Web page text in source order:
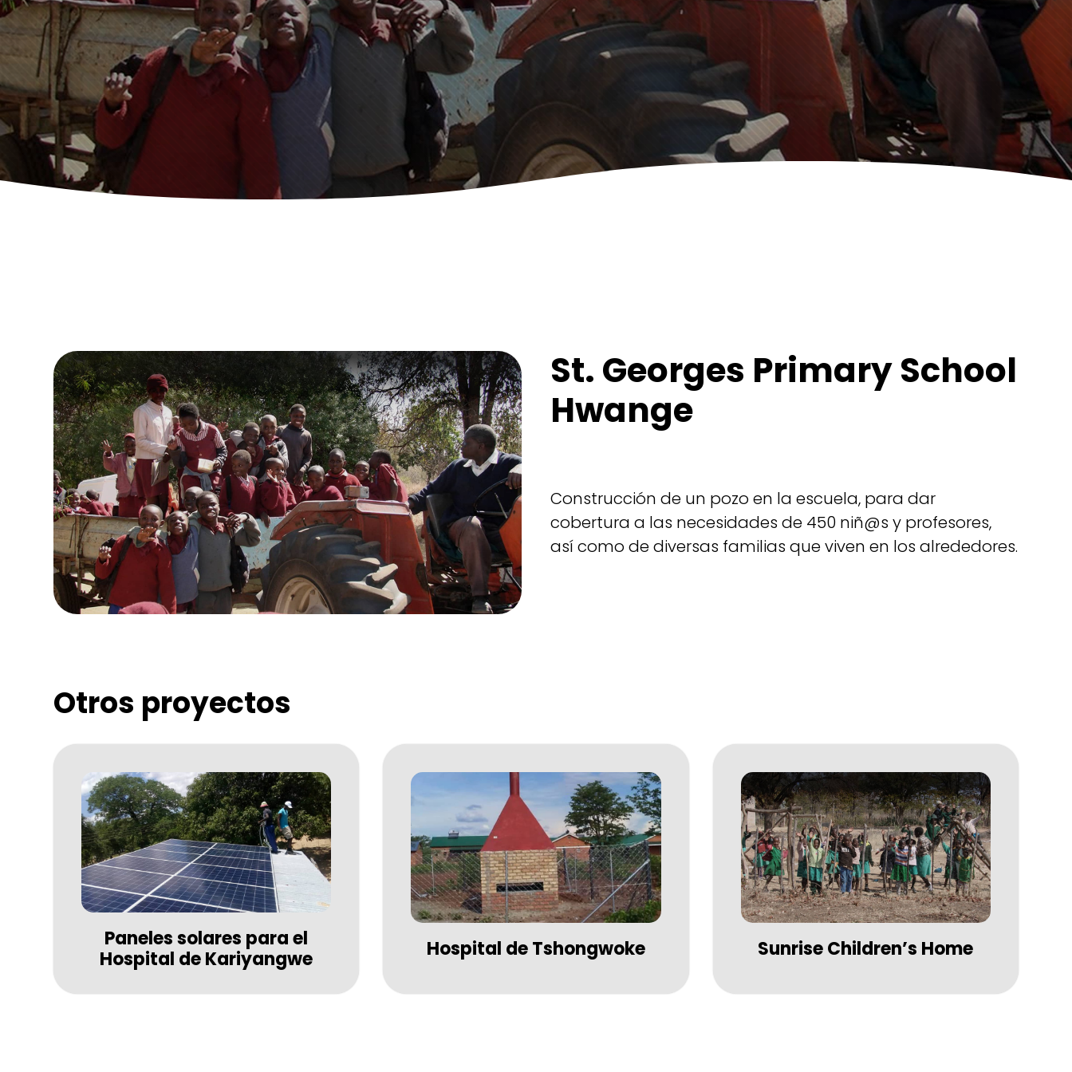
St. Georges Primary School
Hwange
Construcción de un pozo en la escuela, para dar
cobertura a las necesidades de 450 niñ@s y profesores,
así como de diversas familias que viven en los alrededores.
Otros proyectos
Paneles solares para el
Hospital de Kariyangwe
Hospital de Tshongwoke Sunrise Children’s Home